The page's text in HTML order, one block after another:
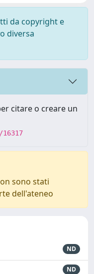
da copyright e
diversa
citare o creare un
sono stati
dell'ateneo
ND
ND